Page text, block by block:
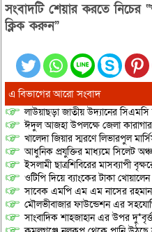
সংবাদটি শেয়ার করতে নিচের
ক্লিক করুন”
এ বিভাগের আরো সংবাদ
লাউয়াছড়া জাতীয় উদ্যানের
ঈদুল আজহা উপলক্ষে জেলা
খালেদা জিয়ার স্মরণে লিভারপুল
আধুনিক প্রযুক্তির মাধ্যমে সিলেট
ইসলামী ছাত্রশিবিরের মাসব্যাপী
ওটিপি দিয়ে ব্যাংকের টাকা
সাবেক এমপি এম এম নাসের
মৌলভীবাজার ফাউন্ডেশন এর
সাংবাদিক শাহজাহান এর উপর